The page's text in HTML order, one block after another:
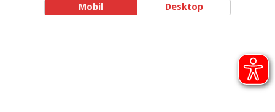
Mobil Desktop